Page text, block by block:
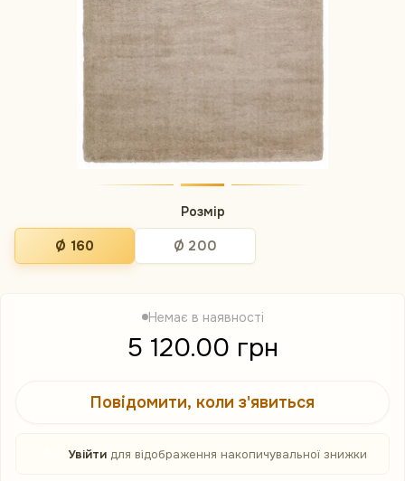
Розмір
Ø 160 Ø 200
Немає в наявності
5 120.00 грн
Повідомити, коли з'явиться
Увійтидля відображення накопичувальної знижки